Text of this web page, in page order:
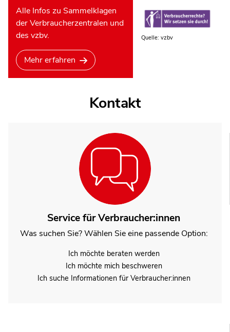
Alle Infos zu Sammelklagen
der Verbraucherzentralen und
des vzbv.
Mehr erfahren
Quelle: vzbv
Kontakt
Service für Verbraucher:innen
Was suchen Sie? Wählen Sie eine passende Option:
Ich möchte beraten werden
Ich möchte mich beschweren
Ich suche Informationen für Verbraucher:innen